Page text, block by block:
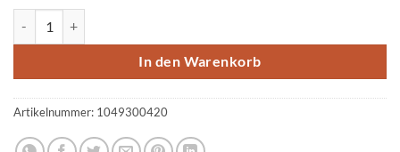
In den Warenkorb
Artikelnummer: 1049300420